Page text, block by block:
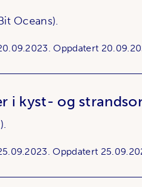
Oceans).
Oppdatert
i kyst- og
Oppdatert